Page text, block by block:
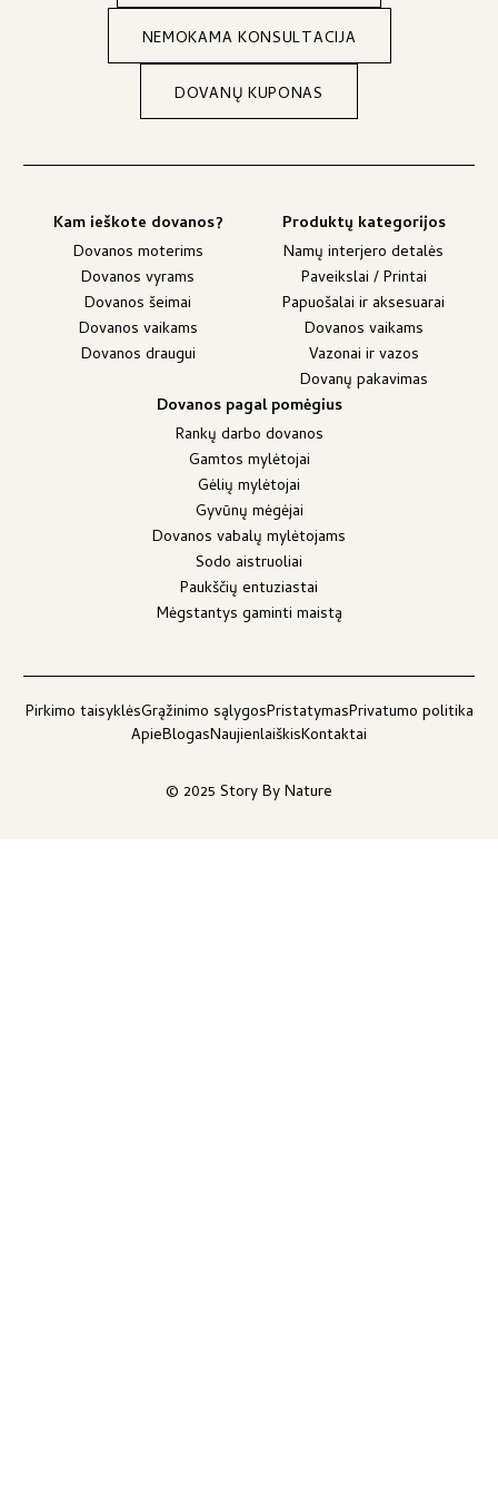
NEMOKAMA KONSULTACIJA
DOVANŲ KUPONAS
Kam ieškote dovanos?
Dovanos moterims
Dovanos vyrams
Dovanos šeimai
Dovanos vaikams
Dovanos draugui
Produktų kategorijos
Namų interjero detalės
Paveikslai / Printai
Papuošalai ir aksesuarai
Dovanos vaikams
Vazonai ir vazos
Dovanų pakavimas
Dovanos pagal pomėgius
Rankų darbo dovanos
Gamtos mylėtojai
Gėlių mylėtojai
Gyvūnų mėgėjai
Dovanos vabalų mylėtojams
Sodo aistruoliai
Paukščių entuziastai
Mėgstantys gaminti maistą
© 2025 Story By Nature
Pirkimo taisyklėsGrąžinimo sąlygosPristatymasPrivatumo politika
ApieBlogasNaujienlaiškisKontaktai